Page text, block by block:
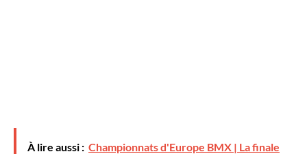
À lire aussi : Championnats d'Europe BMX | La finale